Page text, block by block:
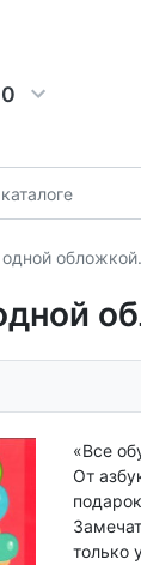
обложкой.
«Все
От
только